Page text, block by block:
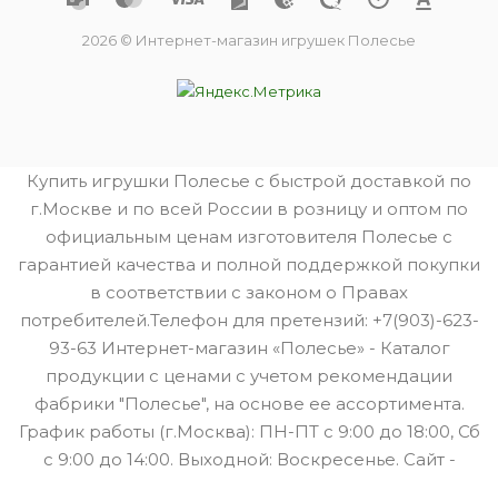
2026 © Интернет-магазин игрушек Полесье
Купить игрушки Полесье с быстрой доставкой по
г.Москве и по всей России в розницу и оптом по
официальным ценам изготовителя Полесье с
гарантией качества и полной поддержкой покупки
в соответствии с законом о Правах
потребителей.Телефон для претензий: +7(903)-623-
93-63 Интернет-магазин «Полесье» - Каталог
продукции с ценами с учетом рекомендации
фабрики "Полесье", на основе ее ассортимента.
График работы (г.Москва): ПН-ПТ с 9:00 до 18:00, Сб
с 9:00 до 14:00. Выходной: Воскресенье. Сайт -